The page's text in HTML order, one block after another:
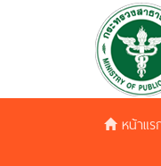
หน้าแร